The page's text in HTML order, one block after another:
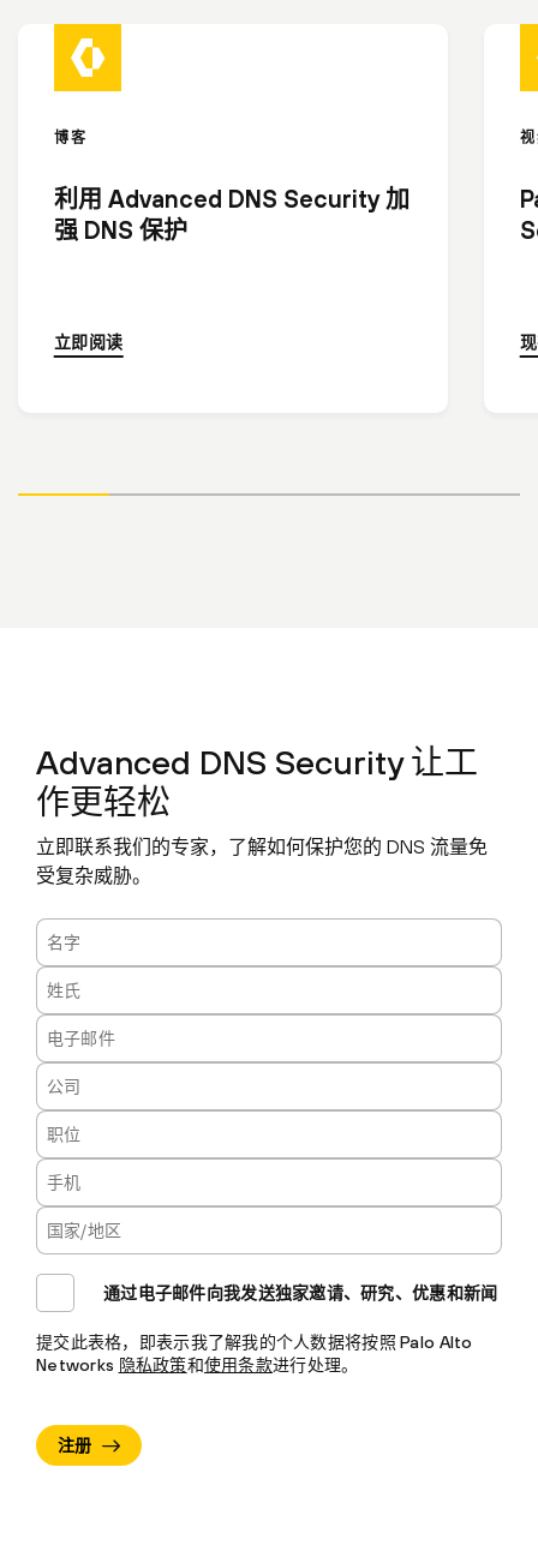
博客
利用 Advanced DNS Security 加
强 DNS 保护
立即阅读
Advanced DNS Security 让工
作更轻松
立即联系我们的专家，了解如何保护您的 DNS 流量免
受复杂威胁。
通过电子邮件向我发送独家邀请、研究、优惠和新闻
提交此表格，即表示我了解我的个人数据将按照 Palo Alto
Networks 隐私政策和使用条款进行处理。
注册